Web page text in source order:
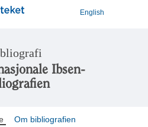
English
Ibsen-
Om bibliografien